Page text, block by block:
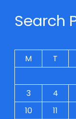
Search
M
T
3
4
10
11